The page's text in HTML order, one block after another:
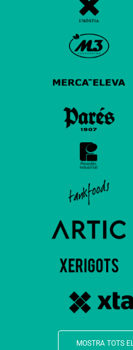
MOSTRA TOTS